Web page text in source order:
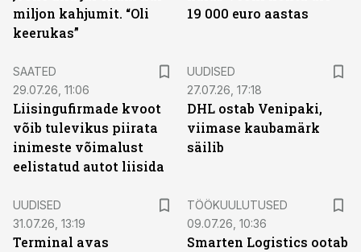
miljon kahjumit. “Oli
keerukas”
19 000 euro aastas
SAATED
29.07.26, 11:06
Liisingufirmade kvoot
võib tulevikus piirata
inimeste võimalust
eelistatud autot liisida
UUDISED
27.07.26, 17:18
DHL ostab Venipaki,
viimase kaubamärk
säilib
UUDISED
31.07.26, 13:19
Terminal avas
TÖÖKUULUTUSED
09.07.26, 10:36
Smarten Logistics ootab